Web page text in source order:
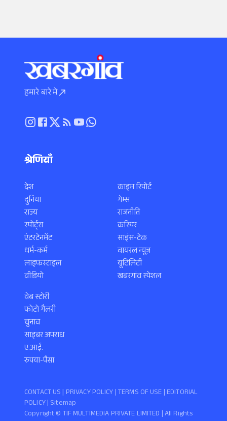
हमारे बारे में
श्रेणियाँ
देश
दुनिया
राज्य
स्पोर्ट्स
एंटरटेनमेंट
धर्म-कर्म
लाइफस्टाइल
वीडियो
क्राइम रिपोर्ट
गेम्स
राजनीति
करियर
साइंस-टेक
वायरल न्यूज़
यूटिलिटी
खबरगांव स्पेशल
वेब स्टोरी
फोटो गैलरी
चुनाव
साइबर अपराध
ए.आई.
रुपया-पैसा
Copyright ©️ TIF MULTIMEDIA PRIVATE LIMITED | All Rights
CONTACT US | PRIVACY POLICY |TERMS OF USE | EDITORIAL
POLICY| Sitemap